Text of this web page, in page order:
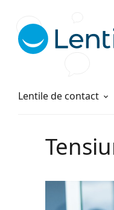
Lentile de contact
Soluții
Cum comandați